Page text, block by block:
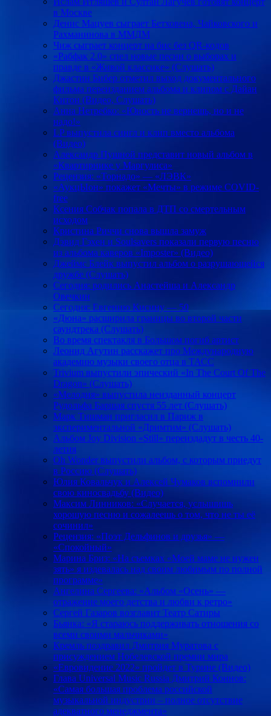
в Москве
Денис Мацуев сыграет Бетховена, Чайковского и
Рахманинова в ММДМ
Чиж сыграет концерт на бис без QR-кодов
«Рабфак 2.0» спел новые песни о выборах и
правде в «Живой классике» (Слушать)
Джастин Бибер отметил выход документального
фильма переизданием альбома и клипом с Дайан
Китон (Видео, Слушать)
Анна Нетребко: «Юность не вернешь, но и не
надо!»
LP выпустила сингл и клип вместо альбома
(Видео)
Александр Пушной представит новый альбом в
«Квартирнике у Маргулиса»
Рецензия: «Торнадо» — «ЛЭВК»
«АукцЫон» покажет «Мечты» в режиме COVID-
free
Ксения Собчак попала в ДТП со смертельным
исходом
Кристина Риччи снова вышла замуж
Дэвид Гэхен и Soulsavers показали первую песню
из альбома каверов «Imposter» (Видео)
Джеймс Блейк выпустил альбом о разрушающейся
дружбе (Слушать)
Сегодня: родились Анастейша и Александр
Овечкин
Сегодня: Евгению Кисину — 50
«Дюна» расширила границы во второй части
саундтрека (Слушать)
Во время спектакля в Большом погиб артист
Леонид Агутин расскажет про Международную
академию музыки своего отца в ТАСС
Trivium выпустили эпический «In The Court Of The
Dragon» (Слушать)
«Мелодия» выпустила неизданный концерт
Рудольфа Баршая спустя 55 лет (Слушать)
Марк Тишман пригласил в Париж в
экспериментальной «Дримтим» (Слушать)
Альбом Joy Division «Still» переиздадут в честь 40-
летия
Oh Wonder выпустили альбом, с которым приедут
в Россию (Слушать)
Юлия Ковальчук и Алексей Чумаков вспомнили
свою киносвадьбу (Видео)
Максим Линников: «Случается, услышишь
хорошую песню и сожалеешь о том, что не ты её
сочинил»
Рецензия: «Поэт Дельфинов и друзья» —
«Спокойный»
Марина Бриз: «На съемках «Моей маме не нужен
зять» я издевалась над своим любимым по полной
программе»
Ангелина Сергеева: «Альбом «Осень» —
отражение моего детства и любви к ретро»
Сергей Газаров возглавит Театр Cатиры
Бьянка: «Я стараюсь поддерживать отношения со
всеми своими мальчиками»
Кремль поздравил Дмитрия Муратова с
присуждением Нобелевской премии мира
«Евровидение 2022» пройдет в Турине (Видео)
Глава Universal Music Russia Дмитрий Коннов:
«Самая большая проблема российской
музыкальной индустрии – полное отсутствие
адекватного менеджмента»